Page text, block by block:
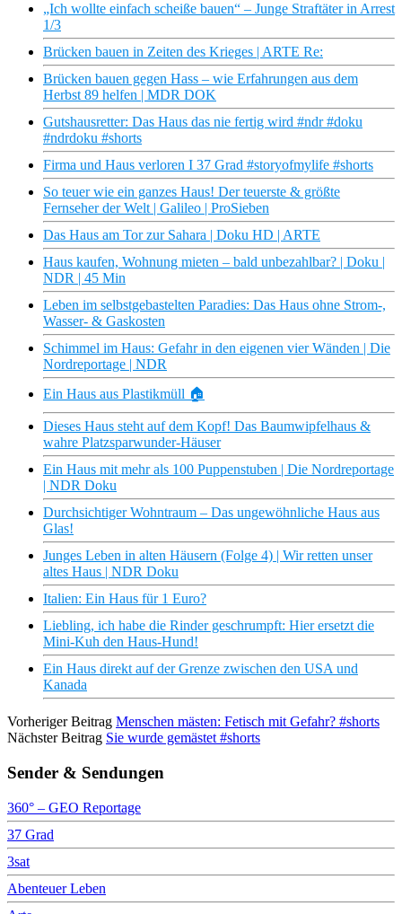
„Ich wollte einfach scheiße bauen“ – Junge Straftäter in Arrest
1/3
Brücken bauen in Zeiten des Krieges | ARTE Re:
Brücken bauen gegen Hass – wie Erfahrungen aus dem
Herbst 89 helfen | MDR DOK
Gutshausretter: Das Haus das nie fertig wird #ndr #doku
#ndrdoku #shorts
Firma und Haus verloren I 37 Grad #storyofmylife #shorts
So teuer wie ein ganzes Haus! Der teuerste & größte
Fernseher der Welt | Galileo | ProSieben
Das Haus am Tor zur Sahara | Doku HD | ARTE
Haus kaufen, Wohnung mieten – bald unbezahlbar? | Doku |
NDR | 45 Min
Leben im selbstgebastelten Paradies: Das Haus ohne Strom-,
Wasser- & Gaskosten
Schimmel im Haus: Gefahr in den eigenen vier Wänden | Die
Nordreportage | NDR
Ein Haus aus Plastikmüll 🏠
Dieses Haus steht auf dem Kopf! Das Baumwipfelhaus &
wahre Platzsparwunder-Häuser
Ein Haus mit mehr als 100 Puppenstuben | Die Nordreportage
| NDR Doku
Durchsichtiger Wohntraum – Das ungewöhnliche Haus aus
Glas!
Junges Leben in alten Häusern (Folge 4) | Wir retten unser
altes Haus | NDR Doku
Italien: Ein Haus für 1 Euro?
Liebling, ich habe die Rinder geschrumpft: Hier ersetzt die
Mini-Kuh den Haus-Hund!
Ein Haus direkt auf der Grenze zwischen den USA und
Kanada
Vorheriger Beitrag Menschen mästen: Fetisch mit Gefahr? #shorts
Nächster Beitrag Sie wurde gemästet #shorts
Sender & Sendungen
360° – GEO Reportage
37 Grad
3sat
Abenteuer Leben